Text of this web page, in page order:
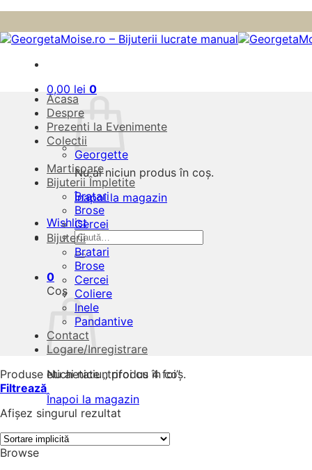
to
content
0,00 lei 0
Nu ai niciun produs în coș.
Înapoi la magazin
Wishlist
Caută
după:
0
Coș
Nu ai niciun produs în coș.
Înapoi la magazin
Acasa
Despre
Prezenti la Evenimente
Colectii
Georgette
Martisoare
Bijuterii Împletite
Bratari
Brose
Cercei
Bijuterii
Bratari
Brose
Cercei
Coliere
Inele
Pandantive
Contact
Logare/Inregistrare
Produse etichetate „trifoi cu 4 foi”
Filtrează
Afișez singurul rezultat
Browse